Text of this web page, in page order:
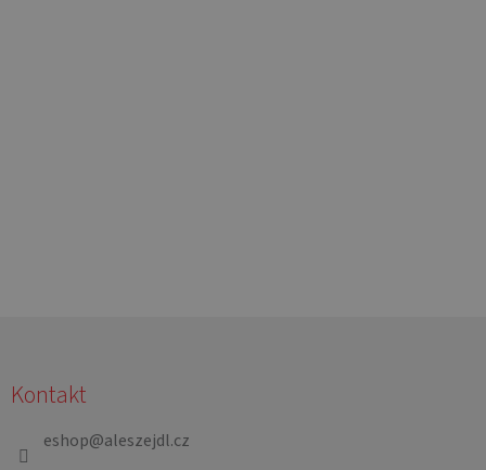
Kontakt
eshop@aleszejdl.cz